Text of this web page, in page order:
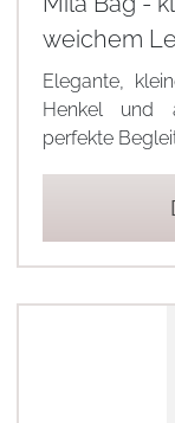
weichem
Elegante,
Henkel und
perfekte